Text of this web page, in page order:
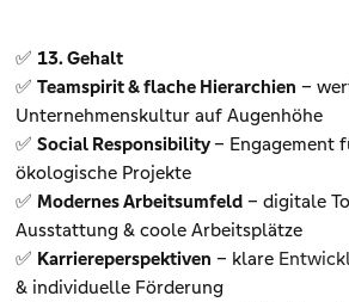
✅ 13. Gehalt
✅Teamspirit & flache Hierarchien –
Unternehmenskultur auf Augenhöhe
✅Social Responsibility– Engagement
ökologische Projekte
✅Modernes Arbeitsumfeld – digitale
Ausstattung & coole Arbeitsplätze
✅ Karriereperspektiven – klare
& individuelle Förderung